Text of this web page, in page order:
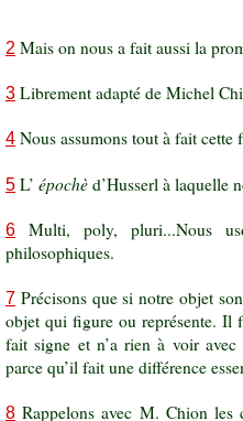
2 Mais on nous a fait aussi la
3 Librement adapté de Michel
4 Nous assumons tout à fait
5 L’ épochè d’Husserl à laquelle
6 Multi, poly, pluri...Nous
philosophiques.
7 Précisons que si notre objet
objet qui figure ou représente. Il
fait signe et n’a rien à voir
parce qu’il fait une différence
8 Rappelons avec M. Chion les